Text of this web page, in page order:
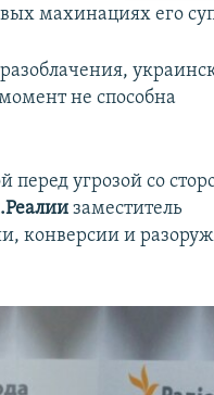
махинациях его
не способна
перед угрозой со
заместитель
конверсии и